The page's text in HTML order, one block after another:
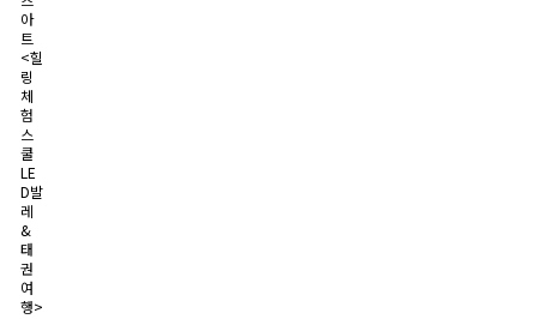
아
트
<힐
링
체
험
스
쿨
LE
D발
레
&
태
권
여
행>